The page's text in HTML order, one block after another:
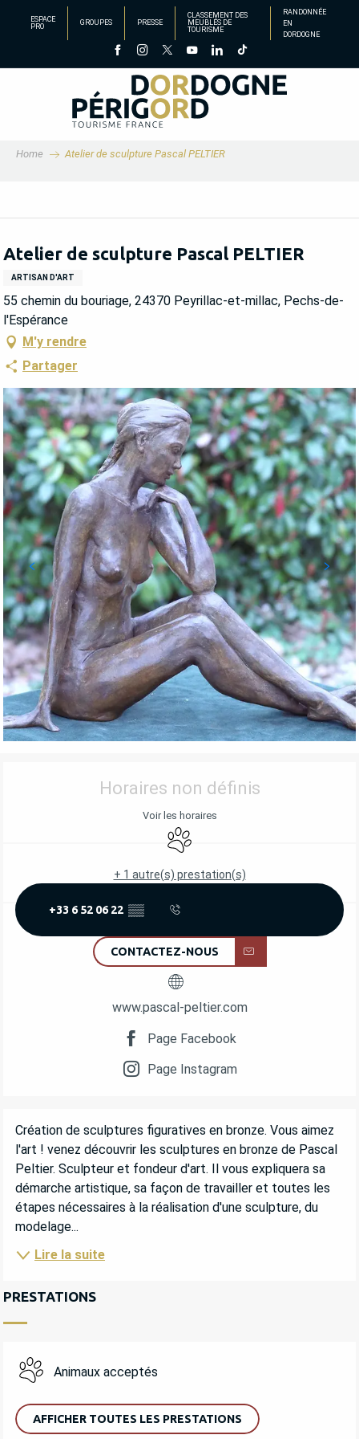
principal
ESPACE
PRO
GROUPES PRESSE
CLASSEMENT DES
MEUBLÉS DE
TOURISME
RANDONNÉE
EN
DORDOGNE
Home Atelier de sculpture Pascal PELTIER
Atelier de sculpture Pascal PELTIER
ARTISAN D'ART
55 chemin du bouriage, 24370 Peyrillac-et-millac, Pechs-de-
l'Espérance
M'y rendre
Partager
OUVERTURE ET COORDONNÉES
Horaires non définis
Voir les horaires
Animaux acceptés
+ 1 autre(s) prestation(s)
+33 6 52 06 22 ▒▒
CONTACTEZ-NOUS
www.pascal-peltier.com
Page Facebook
Page Instagram
DESCRIPTION
Création de sculptures figuratives en bronze. Vous aimez
l'art ! venez découvrir les sculptures en bronze de Pascal
Peltier. Sculpteur et fondeur d'art. Il vous expliquera sa
démarche artistique, sa façon de travailler et toutes les
étapes nécessaires à la réalisation d'une sculpture, du
modelage...
Lire la suite
PRESTATIONS
Animaux acceptés
AFFICHER TOUTES LES PRESTATIONS